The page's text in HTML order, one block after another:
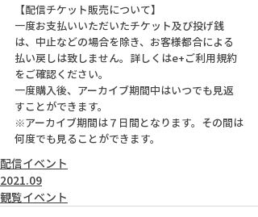
【配信チケット販売について】
一度お支払いいただいたチケット及び投げ銭
は、中止などの場合を除き、お客様都合による
払い戻しは致しません。詳しくはe+ご利用規約
をご確認ください。
一度購入後、アーカイブ期間中はいつでも見返
すことができます。
※アーカイブ期間は７日間となります。その間は
何度でも見ることができます。
配信イベント
2021.09
観覧イベント